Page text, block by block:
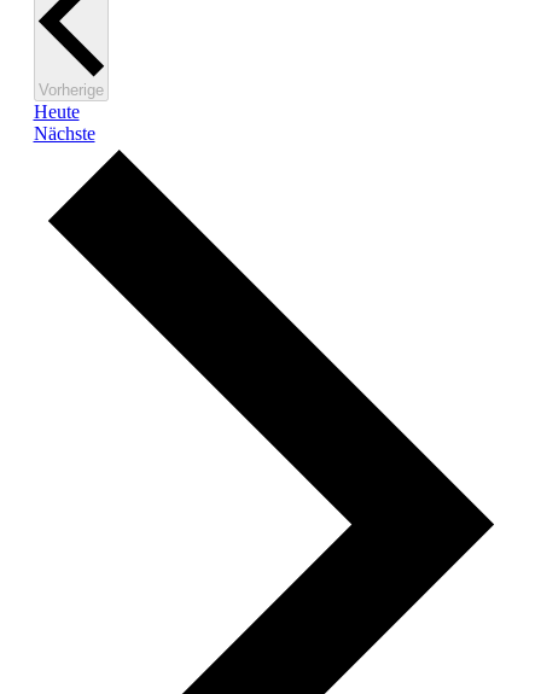
VorherigeVeranstaltungen
Heute
NächsteVeranstaltungen